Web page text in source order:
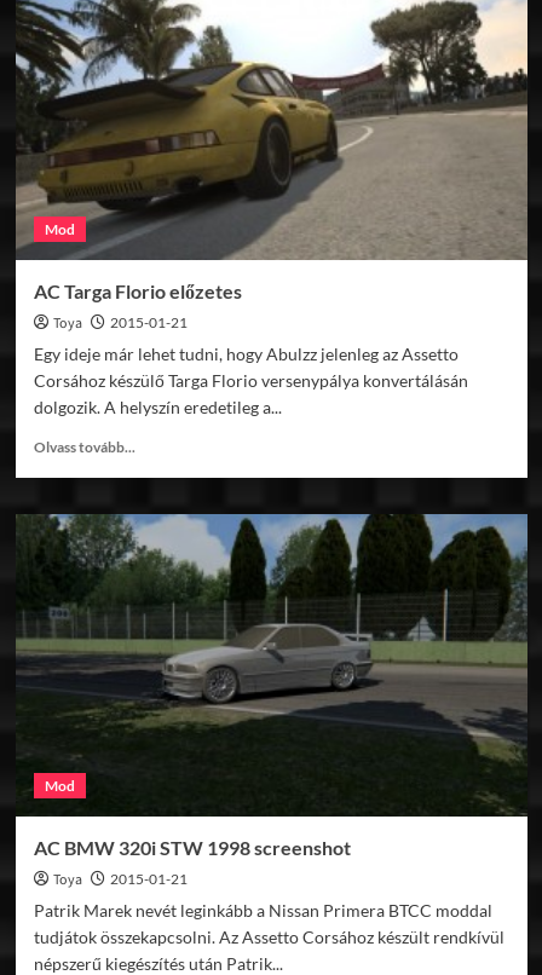
előzetesek
Mod
AC Targa Florio előzetes
Toya 2015-01-21
Egy ideje már lehet tudni, hogy Abulzz jelenleg az Assetto
Corsához készülő Targa Florio versenypálya konvertálásán
dolgozik. A helyszín eredetileg a...
Olvass tovább...
AC
Targa
Florio
előzetes
Mod
AC BMW 320i STW 1998 screenshot
Toya 2015-01-21
Patrik Marek nevét leginkább a Nissan Primera BTCC moddal
tudjátok összekapcsolni. Az Assetto Corsához készült rendkívül
népszerű kiegészítés után Patrik...